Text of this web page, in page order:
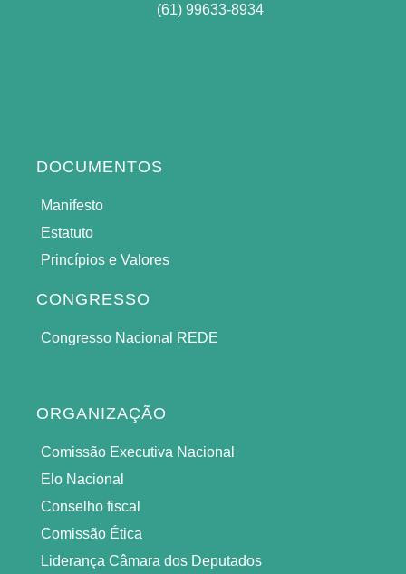
(61) 99633-8934
DOCUMENTOS
Manifesto
Estatuto
Princípios e Valores
CONGRESSO
Congresso Nacional REDE
ORGANIZAÇÃO
Comissão Executiva Nacional
Elo Nacional
Conselho fiscal
Comissão Ética
Liderança Câmara dos Deputados